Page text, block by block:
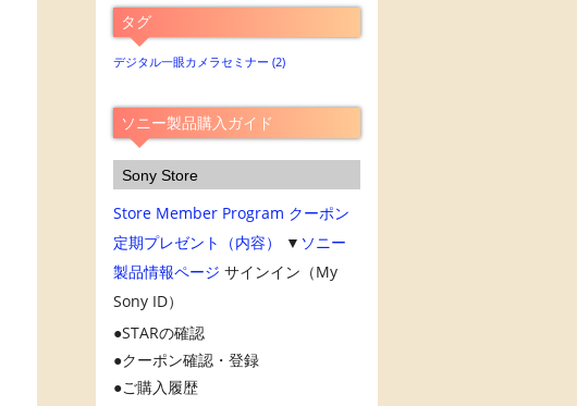
ア
ー
カ
ブ
タグ
デジタル一眼カメラセミナー (2)
ソニー製品購入ガイド
Sony Store
Store Member Program クーポン
定期プレゼント（内容）
▼ ソニー
製品情報ページ サインイン（My
Sony ID）
STARの確認
クーポン確認・登録
ご購入履歴